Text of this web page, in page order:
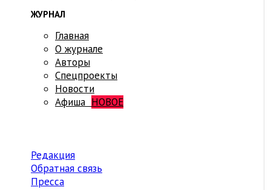
ЖУРНАЛ
Главная
О журнале
Авторы
Спецпроекты
Новости
Афиша НОВОЕ
Редакция
Обратная связь
Пресса